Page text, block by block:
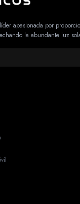
apasionada por
la abundante luz